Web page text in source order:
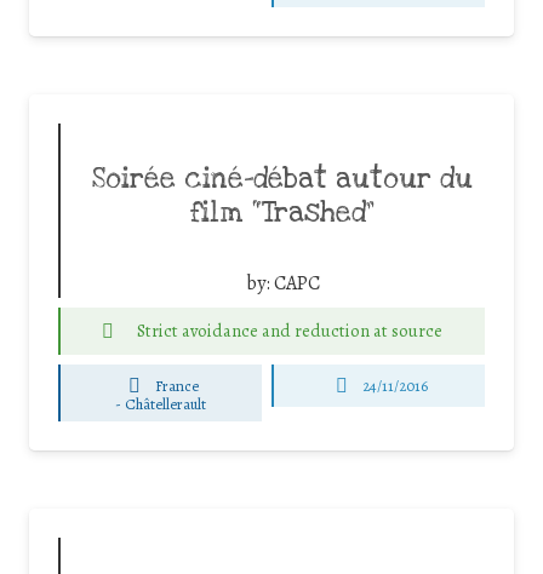
Soirée ciné-débat autour du
film “Trashed”
by:CAPC
Strict avoidance and reduction at source
France
- Châtellerault
24/11/2016